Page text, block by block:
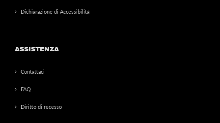
Dichiarazione di Accessibilità
ASSISTENZA
Contattaci
FAQ
Diritto di recesso